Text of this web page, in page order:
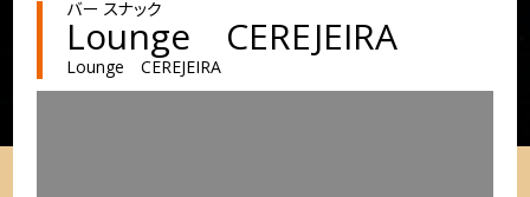
バー スナック
Lounge CEREJEIRA
Lounge CEREJEIRA